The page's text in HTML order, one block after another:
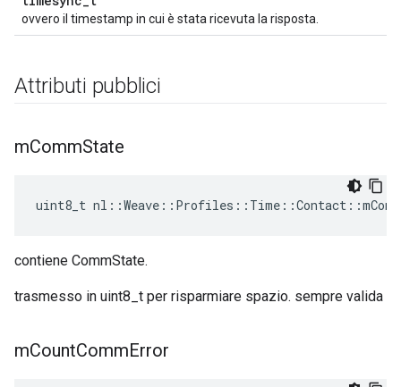
ovvero il timestamp in cui è stata ricevuta la risposta.
Attributi pubblici
mCommState
uint8_t
contiene CommState.
trasmesso in uint8_t per risparmiare spazio. sempre valida
mCountCommError